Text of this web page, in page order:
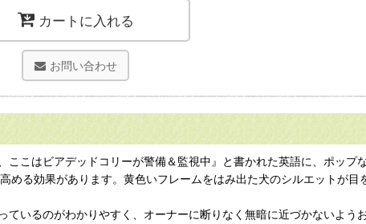
カートに入れる
お問い合わせ
ここはビアデッドコリーが警備＆監視中』と書かれた英語に、ポッ
る効果があります。黄色いフレームをはみ出た犬のシルエットが
いるのがわかりやすく、オーナーに断りなく無暗に近づかないよ